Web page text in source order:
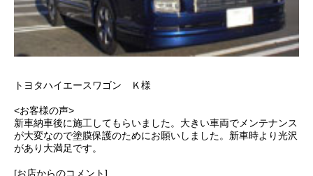
トヨタハイエースワゴン Ｋ様
<お客様の声>
新車納車後に施工してもらいました。大きい車両でメンテナンス
が大変なので塗膜保護のためにお願いしました。新車時より光沢
があり大満足です。
[お店からのコメント]